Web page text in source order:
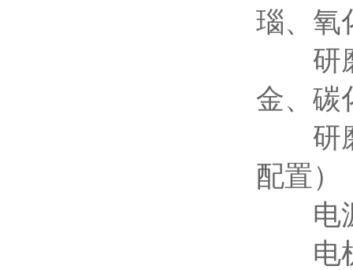
瑙、氧
研磨
金、碳
研磨
配置）
电源
电机